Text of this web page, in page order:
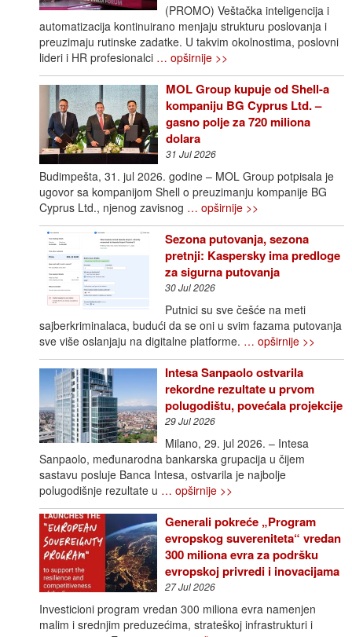
(PROMO) Veštačka inteligencija i
automatizacija kontinuirano menjaju strukturu poslovanja i
preuzimaju rutinske zadatke. U takvim okolnostima, poslovni
lideri i HR profesionalci … opširnije >>
MOL Group kupuje od Shell-a
kompaniju BG Cyprus Ltd. –
gasno polje za 720 miliona
dolara
31 Jul 2026
Budimpešta, 31. jul 2026. godine – MOL Group potpisala je
ugovor sa kompanijom Shell o preuzimanju kompanije BG
Cyprus Ltd., njenog zavisnog … opširnije >>
Sezona putovanja, sezona
pretnji: Kaspersky ima predloge
za sigurna putovanja
30 Jul 2026
Putnici su sve češće na meti
sajberkriminalaca, budući da se oni u svim fazama putovanja
sve više oslanjaju na digitalne platforme. … opširnije >>
Intesa Sanpaolo ostvarila
rekordne rezultate u prvom
polugodištu, povećala projekcije
29 Jul 2026
Milano, 29. jul 2026. – Intesa
Sanpaolo, međunarodna bankarska grupacija u čijem
sastavu posluje Banca Intesa, ostvarila je najbolje
polugodišnje rezultate u … opširnije >>
Generali pokreće „Program
evropskog suvereniteta“ vredan
300 miliona evra za podršku
evropskoj privredi i inovacijama
27 Jul 2026
Investicioni program vredan 300 miliona evra namenjen
malim i srednjim preduzećima, strateškoj infrastrukturi i